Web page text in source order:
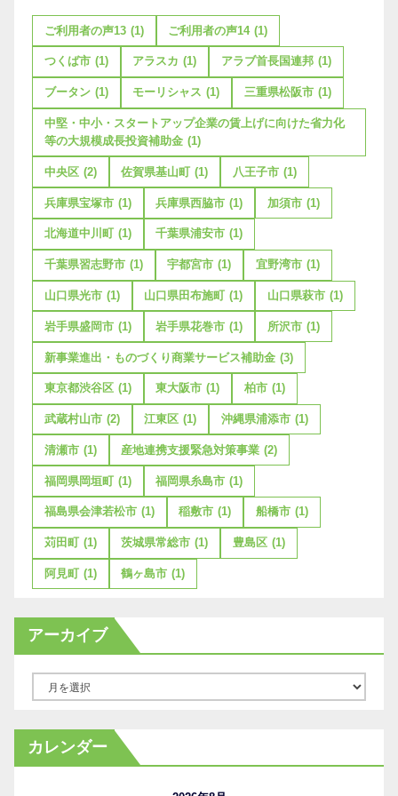
ご利用者の声13 (1) ご利用者の声14 (1)
つくば市 (1) アラスカ (1) アラブ首長国連邦 (1)
ブータン (1) モーリシャス (1) 三重県松阪市 (1)
中堅・中小・スタートアップ企業の賃上げに向けた省力化
等の大規模成長投資補助金 (1)
中央区 (2) 佐賀県基山町 (1) 八王子市 (1)
兵庫県宝塚市 (1) 兵庫県西脇市 (1) 加須市 (1)
北海道中川町 (1) 千葉県浦安市 (1)
千葉県習志野市 (1) 宇都宮市 (1) 宜野湾市 (1)
山口県光市 (1) 山口県田布施町 (1) 山口県萩市 (1)
岩手県盛岡市 (1) 岩手県花巻市 (1) 所沢市 (1)
新事業進出・ものづくり商業サービス補助金 (3)
東京都渋谷区 (1) 東大阪市 (1) 柏市 (1)
武蔵村山市 (2) 江東区 (1) 沖縄県浦添市 (1)
清瀬市 (1) 産地連携支援緊急対策事業 (2)
福岡県岡垣町 (1) 福岡県糸島市 (1)
福島県会津若松市 (1) 稲敷市 (1) 船橋市 (1)
苅田町 (1) 茨城県常総市 (1) 豊島区 (1)
阿見町 (1) 鶴ヶ島市 (1)
アーカイブ
カ
イ
カレンダー